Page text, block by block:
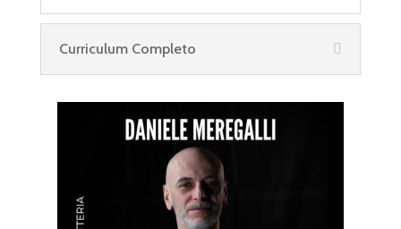
Curriculum Completo